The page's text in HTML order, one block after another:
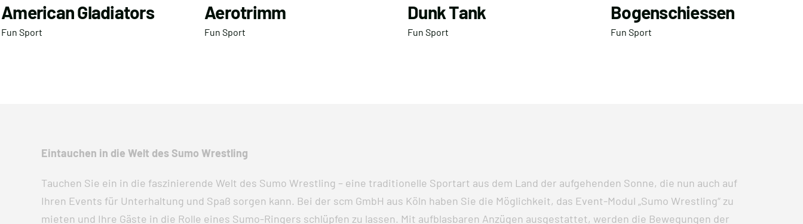
American Gladiators
Fun Sport
Aerotrimm
Fun Sport
Dunk Tank
Fun Sport
Bogenschiessen
Fun Sport
Eintauchen in die Welt des Sumo Wrestling
Tauchen Sie ein in die faszinierende Welt des Sumo Wrestling – eine traditionelle Sportart aus dem Land der aufgehenden Sonne, die nun auch auf
Ihren Events für Unterhaltung und Spaß sorgen kann. Bei der scm GmbH aus Köln haben Sie die Möglichkeit, das Event-Modul „Sumo Wrestling“ zu
mieten und Ihre Gäste in die Rolle eines Sumo-Ringers schlüpfen zu lassen. Mit aufblasbaren Anzügen ausgestattet, werden die Bewegungen der